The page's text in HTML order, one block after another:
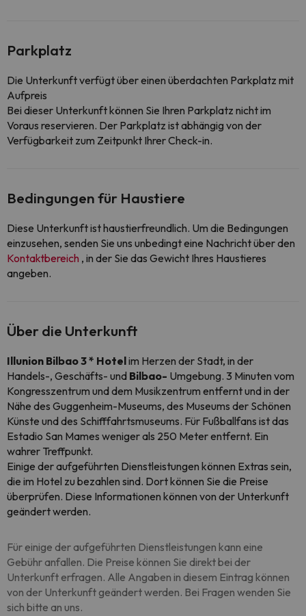
Parkplatz
Die Unterkunft verfügt über einen überdachten Parkplatz mit
Aufpreis
Bei dieser Unterkunft können Sie Ihren Parkplatz nicht im
Voraus reservieren. Der Parkplatz ist abhängig von der
Verfügbarkeit zum Zeitpunkt Ihrer Check-in.
Bedingungen für Haustiere
Diese Unterkunft ist haustierfreundlich. Um die Bedingungen
einzusehen, senden Sie uns unbedingt eine Nachricht über den
Kontaktbereich , in der Sie das Gewicht Ihres Haustieres
angeben.
Über die Unterkunft
Illunion Bilbao3 * Hotelim Herzen der Stadt, in der
Handels-, Geschäfts- und Bilbao- Umgebung. 3 Minuten vom
Kongresszentrum und dem Musikzentrum entfernt und in der
Nähe des Guggenheim-Museums, des Museums der Schönen
Künste und des Schifffahrtsmuseums. Für Fußballfans ist das
Estadio San Mames weniger als 250 Meter entfernt. Ein
wahrer Treffpunkt.
Einige der aufgeführten Dienstleistungen können Extras sein,
die im Hotel zu bezahlen sind. Dort können Sie die Preise
überprüfen. Diese Informationen können von der Unterkunft
geändert werden.
Für einige der aufgeführten Dienstleistungen kann eine
Gebühr anfallen. Die Preise können Sie direkt bei der
Unterkunft erfragen. Alle Angaben in diesem Eintrag können
von der Unterkunft geändert werden. Bei Fragen wenden Sie
sich bitte an uns.